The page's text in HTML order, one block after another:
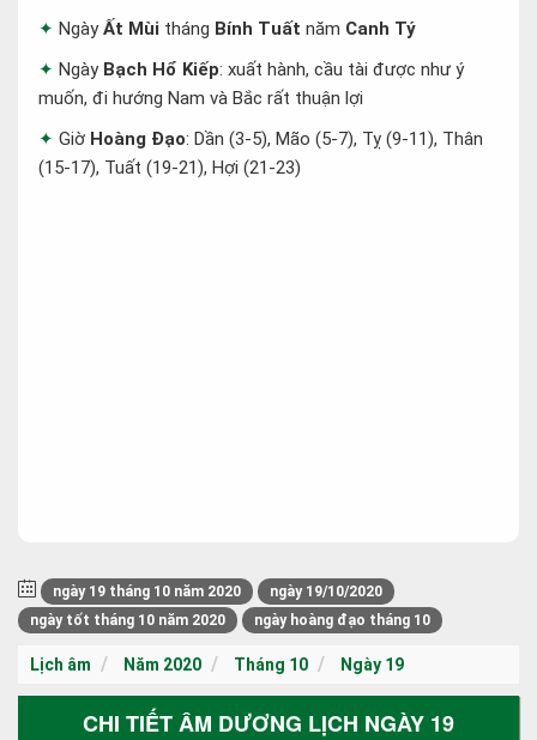
NgàyẤt Mùi tháng Bính Tuất năm Canh Tý
Ngày Bạch Hổ Kiếp: xuất hành, cầu tài được như ý
muốn, đi hướng Nam và Bắc rất thuận lợi
Giờ Hoàng Đạo: Dần (3-5), Mão (5-7), Tỵ (9-11), Thân
(15-17), Tuất (19-21), Hợi (21-23)
ngày 19 tháng 10 năm 2020
ngày 19/10/2020
ngày tốt tháng 10 năm 2020
ngày hoàng đạo tháng 10
Lịch âm Năm 2020 Tháng 10 Ngày 19
CHI TIẾT ÂM DƯƠNG LỊCH NGÀY 19